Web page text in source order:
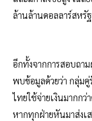
ล้านล้านดอลลาร์สหรั
อีกทั้งจากการสอบถา
พบข้อมูลด้วยว่า กลุ่มคู่
ไทยใช้จ่ายเงินมากก
หากทุกฝ่ายหันมาส่งเส